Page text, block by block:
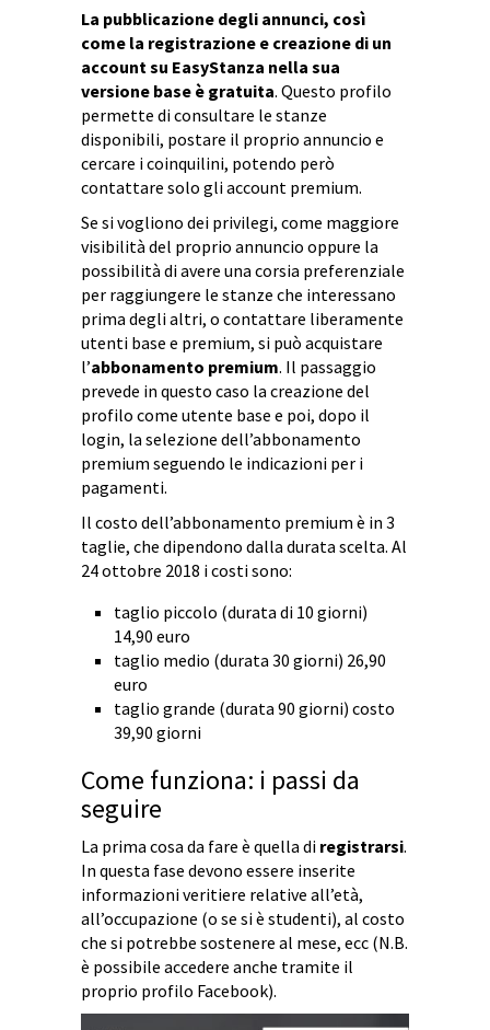
La pubblicazione degli annunci, così
come la registrazione e creazione di un
account su EasyStanza nella sua
versione base è gratuita. Questo profilo
permette di consultare le stanze
disponibili, postare il proprio annuncio e
cercare i coinquilini, potendo però
contattare solo gli account premium.
Se si vogliono dei privilegi, come maggiore
visibilità del proprio annuncio oppure la
possibilità di avere una corsia preferenziale
per raggiungere le stanze che interessano
prima degli altri, o contattare liberamente
utenti base e premium, si può acquistare
l’abbonamento premium. Il passaggio
prevede in questo caso la creazione del
profilo come utente base e poi, dopo il
login, la selezione dell’abbonamento
premium seguendo le indicazioni per i
pagamenti.
Il costo dell’abbonamento premium è in 3
taglie, che dipendono dalla durata scelta. Al
24 ottobre 2018 i costi sono:
taglio piccolo (durata di 10 giorni)
14,90 euro
taglio medio (durata 30 giorni) 26,90
euro
taglio grande (durata 90 giorni) costo
39,90 giorni
Come funziona: i passi da
seguire
La prima cosa da fare è quella di registrarsi.
In questa fase devono essere inserite
informazioni veritiere relative all’età,
all’occupazione (o se si è studenti), al costo
che si potrebbe sostenere al mese, ecc (N.B.
è possibile accedere anche tramite il
proprio profilo Facebook).